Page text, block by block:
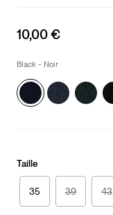
Sale
is
10,00 €
Black - Noir
Taille
35 39 43